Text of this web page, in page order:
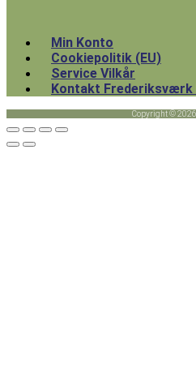
Min Konto
Cookiepolitik (EU)
Service Vilkår
Kontakt Frederiksværk
Copyright © 2026